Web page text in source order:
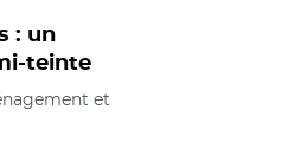
: un
teinte
et